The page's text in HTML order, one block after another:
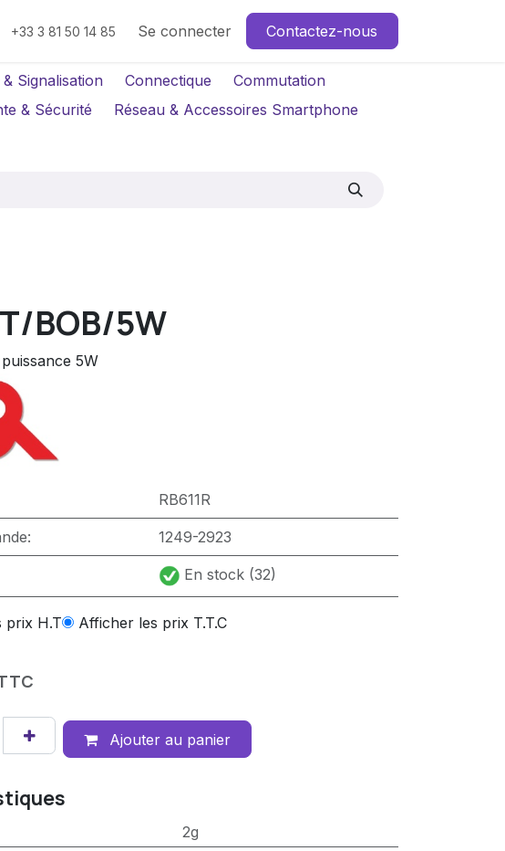
+33 3 81 50 14 85 Se connecter Contactez-nous
Signalisation Connectique
Commutation
& Sécurité
Réseau & Accessoires Smartphone
BOB/5W
5W
RB611R
1249-2923
En stock (32)
prix H.T Afficher les prix T.T.C
Ajouter au panier
2g